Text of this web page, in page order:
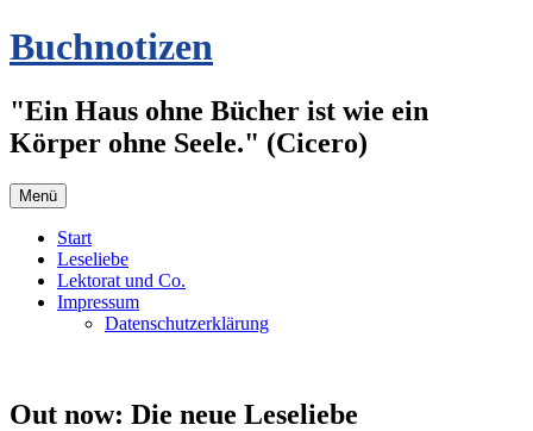
Zum
Inhalt
Buchnotizen
"Ein Haus ohne Bücher ist wie ein
Körper ohne Seele." (Cicero)
Menü
Start
Leseliebe
Lektorat und Co.
Impressum
Datenschutzerklärung
Out now: Die neue Leseliebe